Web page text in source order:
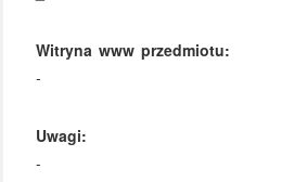
Witryna www przedmiotu:
-
Uwagi:
-